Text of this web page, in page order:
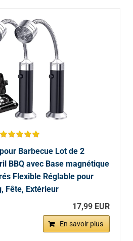
Barbecue Lot de 2
BBQ avec Base magnétique
Flexible Réglable pour
Fête, Extérieur
17,99 EUR
En savoir plus